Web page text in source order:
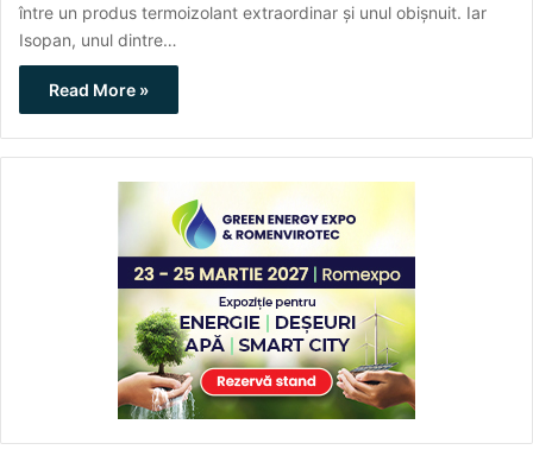
între un produs termoizolant extraordinar și unul obișnuit. Iar
Isopan, unul dintre…
Read More »